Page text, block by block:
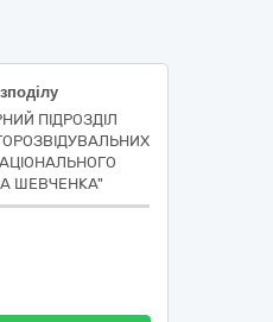
ПІДРОЗДІЛ
ШЕВЧЕНКА"